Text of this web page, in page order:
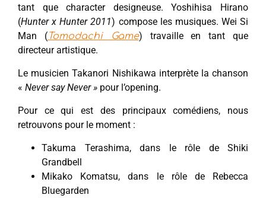
tant que character designeuse. Yoshihisa Hirano
(Hunter x Hunter 2011) compose les musiques. Wei Si
Man (Tomodachi Game) travaille en tant que
directeur artistique.
Le musicien Takanori Nishikawa interprète la chanson
« Never say Never » pour l’opening.
Pour ce qui est des principaux comédiens, nous
retrouvons pour le moment :
Takuma Terashima, dans le rôle de Shiki
Grandbell
Mikako Komatsu, dans le rôle de Rebecca
Bluegarden